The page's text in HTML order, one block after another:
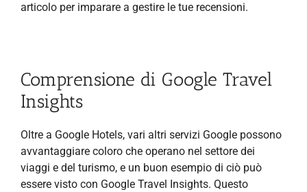
articolo per imparare a gestire le tue recensioni.
Comprensione di Google Travel
Insights
Oltre a Google Hotels, vari altri servizi Google possono
avvantaggiare coloro che operano nel settore dei
viaggi e del turismo, e un buon esempio di ciò può
essere visto con Google Travel Insights. Questo